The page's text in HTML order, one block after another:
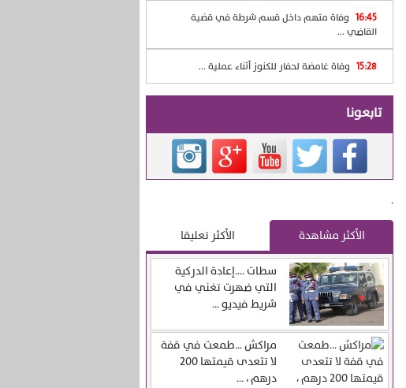
16:45 وفاة متهم داخل قسم شرطة في قضية
القاضي ...
15:28 وفاة غامضة لحفار للكنوز أثناء عملية ...
تابعونا
.
الأكثر مشاهدة
الأكثر تعليقا
سطات ….إعادة الدركية
التي ضهرت تغني في
شريط فيديو ...
مراكش …طمعت في قفة
لا تتعدى قيمتها 200
درهم ، ...